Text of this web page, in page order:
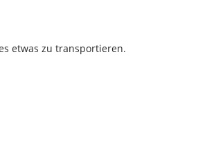
etwas zu transportieren.